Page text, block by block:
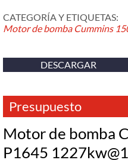
CATEGORÍA Y ETIQUETAS:
Motor de bomba Cummins
DESCARGAR
Presupuesto
Motor de bomba
P1645